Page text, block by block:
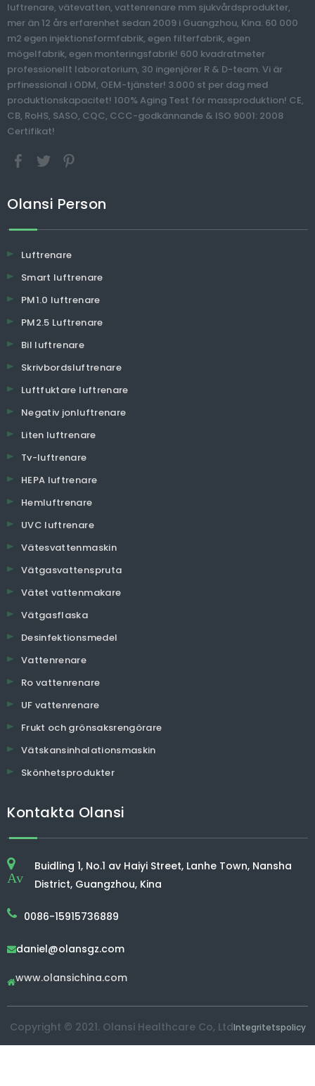
luftrenare, vätevatten, vattenrenare mm sjukvårdsprodukter,
mer än 12 års erfarenhet sedan 2009 i Guangzhou, Kina. 60 000
m2 egen injektionsformfabrik, egen filterfabrik, egen
mögelfabrik, egen monteringsfabrik! 600 kvadratmeter
professionellt laboratorium, 30 ingenjörer R & D-team. Vi är
prfinessional i ODM, OEM-tjänster! 3.000 st per dag med
produktionskapacitet! 100% Aging Test för massproduktion! CE,
CB, RoHS, SASO, CQC, CCC-godkännande & ISO 9001: 2008
Certifikat!
Olansi Person
Luftrenare
Smart luftrenare
PM1.0 luftrenare
PM2.5 Luftrenare
Bil luftrenare
Skrivbordsluftrenare
Luftfuktare luftrenare
Negativ jonluftrenare
Liten luftrenare
Tv-luftrenare
HEPA luftrenare
Hemluftrenare
UVC luftrenare
Vätesvattenmaskin
Vätgasvattenspruta
Vätet vattenmakare
Vätgasflaska
Desinfektionsmedel
Vattenrenare
Ro vattenrenare
UF vattenrenare
Frukt och grönsaksrengörare
Vätskansinhalationsmaskin
Skönhetsprodukter
Kontakta Olansi
Av
Buidling 1, No.1 av Haiyi Street, Lanhe Town, Nansha
District, Guangzhou, Kina
0086-15915736889
daniel@olansgz.com
www.olansichina.com
Copyright © 2021. Olansi Healthcare Co, LtdIntegritetspolicy